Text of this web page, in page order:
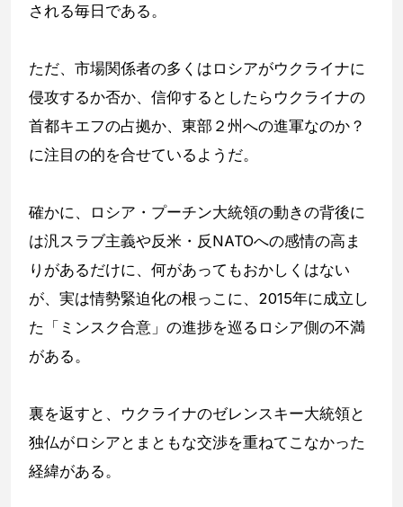
される毎日である。
ただ、市場関係者の多くはロシアがウクライナに
侵攻するか否か、信仰するとしたらウクライナの
首都キエフの占拠か、東部２州への進軍なのか？
に注目の的を合せているようだ。
確かに、ロシア・プーチン大統領の動きの背後に
は汎スラブ主義や反米・反NATOへの感情の高ま
りがあるだけに、何があってもおかしくはない
が、実は情勢緊迫化の根っこに、2015年に成立し
た「ミンスク合意」の進捗を巡るロシア側の不満
がある。
裏を返すと、ウクライナのゼレンスキー大統領と
独仏がロシアとまともな交渉を重ねてこなかった
経緯がある。